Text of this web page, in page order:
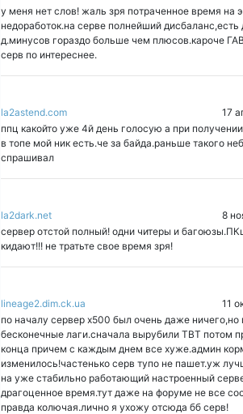
у меня нет слов! жаль зря потраченное время на
недоработок.на серве полнейший
д.минусов гораздо больше чем плюсов.кароче
серв по интереснее.
la2astend.com
17
ппц какойто уже 4й день голосую а при
в топе мой ник есть.че за байда.раньше такого
спрашивал
la2dark.net
8
сервер отстой полный! одни читеры и
кидают!!! не тратьте свое время зря!
lineage2.dim.ck.ua
11
по началу сервер х500 был очень даже
бесконечные лаги.сначала вырубили ТВТ потом
конца причем с каждым днем все хуже.админ
изменилось!частенько серв тупо не пашет.уж
на уже стабильно работающий настроенный
драгоценное время.тут даже на форуме не все
правда колючая.лично я ухожу отсюда бб серв!